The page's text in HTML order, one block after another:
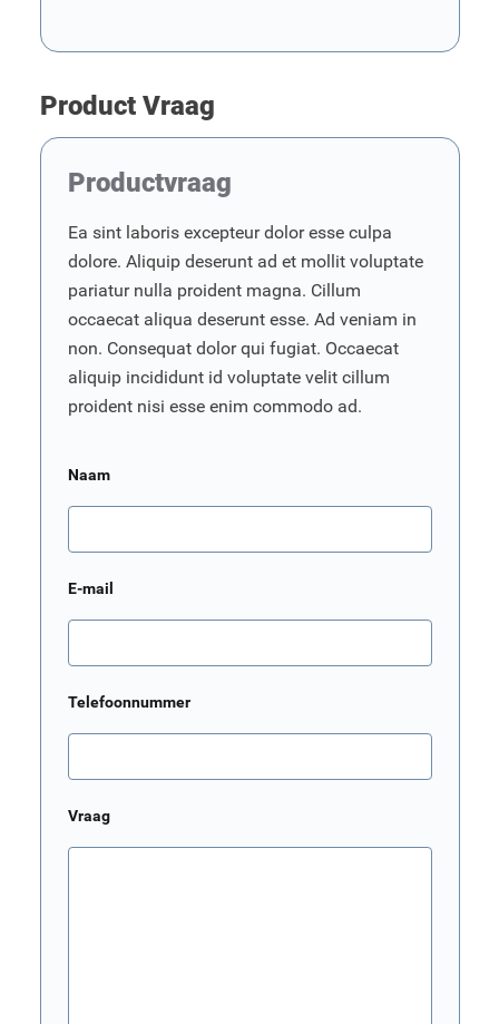
Product Vraag
Productvraag
Ea sint laboris excepteur dolor esse culpa
dolore. Aliquip deserunt ad et mollit voluptate
pariatur nulla proident magna. Cillum
occaecat aliqua deserunt esse. Ad veniam in
non. Consequat dolor qui fugiat. Occaecat
aliquip incididunt id voluptate velit cillum
proident nisi esse enim commodo ad.
Naam
E-mail
Telefoonnummer
Vraag